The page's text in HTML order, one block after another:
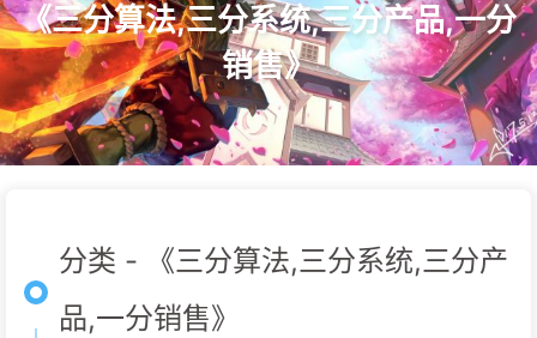
《三分算法,三分系统,三分产品,一分
销售》
分类 - 《三分算法,三分系统,三分产
品,一分销售》